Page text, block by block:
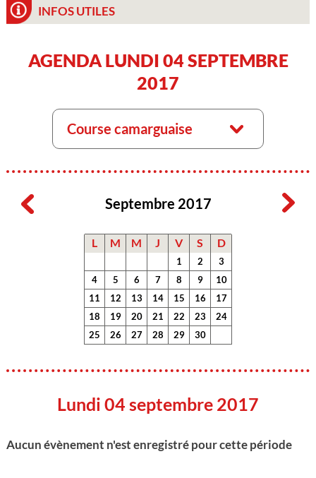
INFOS UTILES
AGENDA LUNDI 04 SEPTEMBRE
2017
Course camarguaise
Septembre 2017
L M M J V S D
1 2
3
4
5 6 7 8 9
10
11
12 13 14 15 16
17
18
19 20 21 22 23
24
25
26 27 28 29 30
Lundi 04 septembre 2017
Aucun évènement n'est enregistré pour cette période